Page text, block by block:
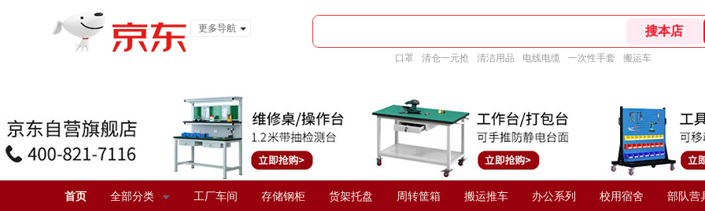
更多导航
口罩 清仓一元抢 清洁用品 电线电缆 一次性手套 搬运车
首页 全部分类 工厂车间 存储钢柜 货架托盘 周转筐箱 搬运推车 办公系列 校用宿舍 部队营